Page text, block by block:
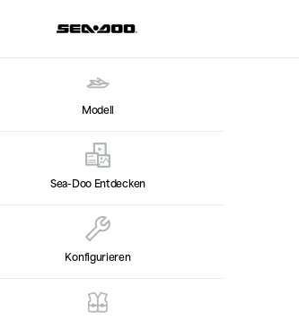
Modell
Sea-Doo Entdecken
Konfigurieren